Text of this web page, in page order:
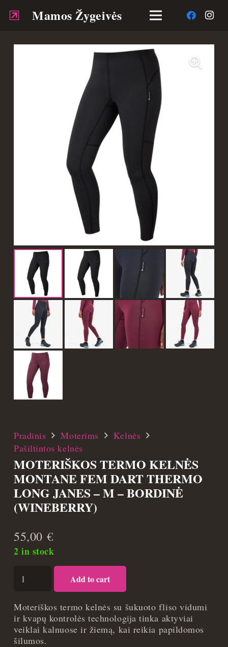
Mamos Žygeivės
Pradinis Moterims
Kelnės
Pašiltintos kelnės
MOTERIŠKOS TERMO KELNĖS
MONTANE FEM DART THERMO
LONG JANES – M – BORDINĖ
(WINEBERRY)
55,00€
2 in stock
Moteriškos
termo
Montane
Fem
Dart
Thermo
Add to cart
Moteriškos termo kelnės su šukuoto fliso vidumi
ir kvapų kontrolės technologija tinka aktyviai
veiklai kalnuose ir žiemą, kai reikia papildomos
šilumos.